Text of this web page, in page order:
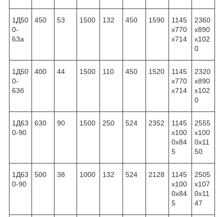
1Д50
0-
63а
450 53 1500 132 450 1590
1145
x770
x714
2360
x890
x102
0
1Д50
0-
63б
400 44 1500 110 450 1520
1145
x770
x714
2320
x890
x102
0
1Д63
0-90
630 90 1500 250 524 2352
1145
x100
0x84
5
2555
x100
0x11
50
1Д63
0-90
500 38 1000 132 524 2128
1145
x100
0x84
5
2505
x107
0x11
47